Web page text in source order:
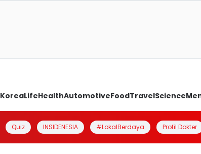
KoreaLifeHealthAutomotiveFoodTravelScience
Quiz INSIDENESIA #LokalBerdaya Profil Dokter